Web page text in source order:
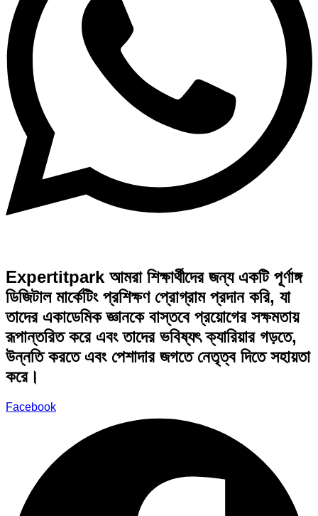
Expertitpark আমরা শিক্ষার্থীদের জন্য একটি পূর্ণাঙ্গ
ডিজিটাল মার্কেটিং প্রশিক্ষণ প্রোগ্রাম প্রদান করি, যা
তাদের একাডেমিক জ্ঞানকে বাস্তবে প্রয়োগের সক্ষমতায়
রূপান্তরিত করে এবং তাদের ভবিষ্যৎ ক্যারিয়ার গড়তে,
উন্নতি করতে এবং পেশাদার জগতে নেতৃত্ব দিতে সহায়তা
করে।
Facebook